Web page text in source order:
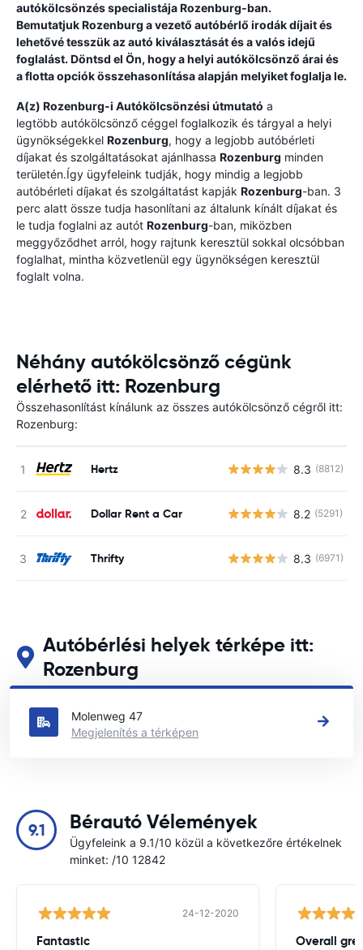
autókölcsönzés specialistájaRozenburg-ban.
BemutatjukRozenburg a vezető autóbérlő irodák díjait és
lehetővé tesszük az autó kiválasztását és a valós idejű
foglalást. Döntsd el Ön, hogy a helyi autókölcsönző árai és
a flotta opciók összehasonlítása alapján melyiket foglalja le.
A(z) Rozenburg-i Autókölcsönzési útmutató a
legtöbb autókölcsönző céggel foglalkozik és tárgyal a helyi
ügynökségekkel Rozenburg, hogy a legjobb autóbérleti
díjakat és szolgáltatásokat ajánlhassa Rozenburg minden
területén.Így ügyfeleink tudják, hogy mindig a legjobb
autóbérleti díjakat és szolgáltatást kapják Rozenburg-ban. 3
perc alatt össze tudja hasonlítani az általunk kínált díjakat és
le tudja foglalni az autót Rozenburg-ban, miközben
meggyőződhet arról, hogy rajtunk keresztül sokkal olcsóbban
foglalhat, mintha közvetlenül egy ügynökségen keresztül
foglalt volna.
Néhány autókölcsönző cégünk
elérhető itt: Rozenburg
Összehasonlítást kínálunk az összes autókölcsönző cégről itt:
Rozenburg:
Hertz 8.3 (8812)
Dollar Rent a Car 8.2 (5291)
Thrifty 8.3 (6971)
Autóbérlési helyek térképe itt:
Rozenburg
Tekintse meg fő autóbérlési helyeinket itt: Rozenburg
Molenweg 47
Megjelenítés a térképen
9.1 Bérautó Vélemények
Ügyfeleink a 9.1/10 közül a következőre értékelnek
minket: /10 12842
24-12-2020
Fantastic Overall